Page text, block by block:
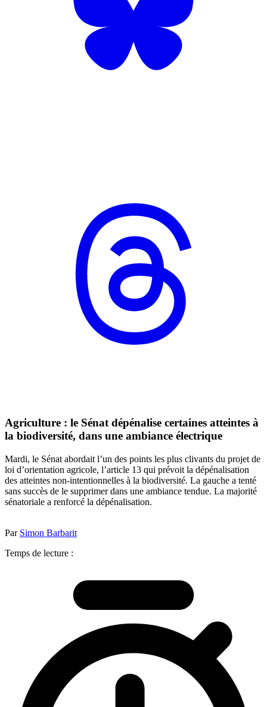
Agriculture : le Sénat dépénalise certaines atteintes à
la biodiversité, dans une ambiance électrique
Mardi, le Sénat abordait l’un des points les plus clivants du projet de
loi d’orientation agricole, l’article 13 qui prévoit la dépénalisation
des atteintes non-intentionnelles à la biodiversité. La gauche a tenté
sans succès de le supprimer dans une ambiance tendue. La majorité
sénatoriale a renforcé la dépénalisation.
Par Simon Barbarit
Temps de lecture :